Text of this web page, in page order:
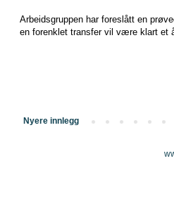
Arbeidsgruppen har foreslått en
en forenklet transfer vil være klart et
Nyere innlegg